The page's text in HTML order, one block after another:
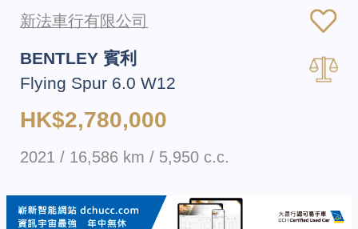
新法車行有限公司
BENTLEY 賓利
Flying Spur 6.0 W12
HK$2,780,000
2021 / 16,586 km / 5,950 c.c.